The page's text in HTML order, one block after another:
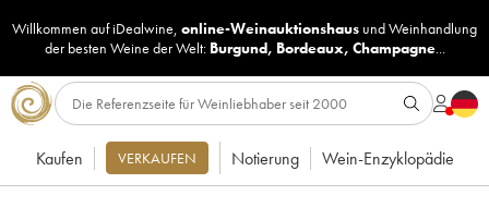
Willkommen auf iDealwine, online-Weinauktionshaus undWeinhandlung
der besten Weine der Welt: Burgund, Bordeaux, Champagne...
Kaufen VERKAUFEN Notierung Wein-Enzyklopädie